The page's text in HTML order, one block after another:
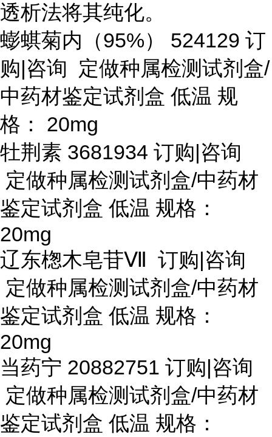
透析法将其纯化。
蟛蜞菊内（95%） 524129 订
购|咨询 定做种属检测试剂盒/
中药材鉴定试剂盒 低温 规
格： 20mg
牡荆素 3681934 订购|咨询
定做种属检测试剂盒/中药材
鉴定试剂盒 低温 规格：
20mg
辽东楤木皂苷Ⅶ 订购|咨询
定做种属检测试剂盒/中药材
鉴定试剂盒 低温 规格：
20mg
当药宁 20882751 订购|咨询
定做种属检测试剂盒/中药材
鉴定试剂盒 低温 规格：